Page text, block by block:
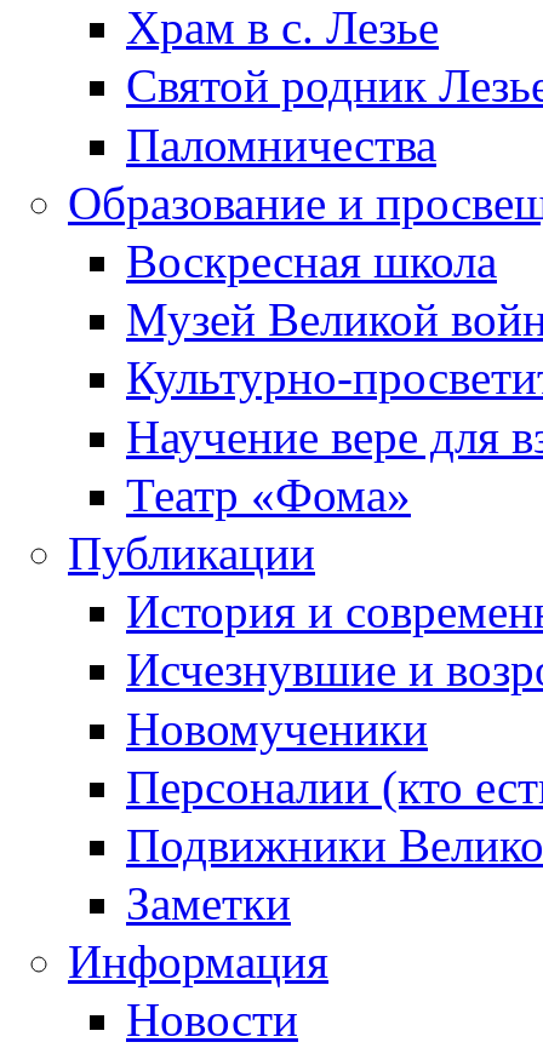
Храм в с. Лезье
Святой родник
Паломничества
Образование и
Воскресная школа
Музей Великой
Культурно-
Научение вере для
Театр «Фома»
Публикации
История и
Исчезнувшие и
Новомученики
Персоналии (кто
Подвижники
Заметки
Информация
Новости